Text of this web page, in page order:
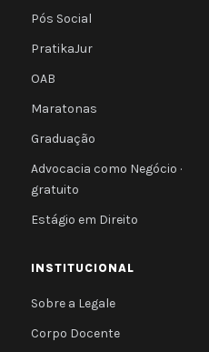
Pós Social
PratikaJur
OAB
Maratonas
Graduação
Advocacia como Negócio ·
gratuito
Estágio em Direito
INSTITUCIONAL
Sobre a Legale
Corpo Docente